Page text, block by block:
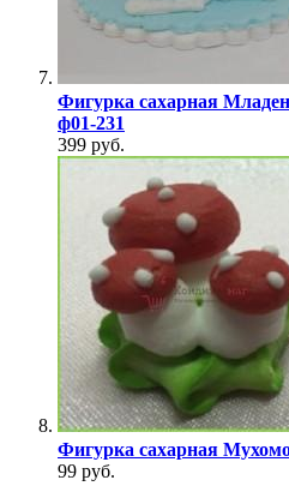
Фигурка сахарная
ф01-231
399 руб.
Фигурка сахарная
99 руб.